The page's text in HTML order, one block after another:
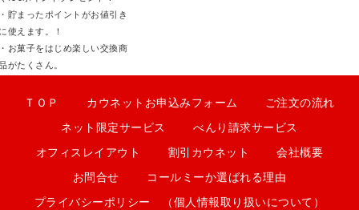
貯まったポイントがお値引き
使えます。！
お菓子をはじめ楽しい交換商
がたくさん。
ＴＯＰ カウネットお申込みフォーム ご注文の流れ
ネット限定サービス べんり請求サービス
オフィスレイアウト 割引カウネット 会社概要
お問合せ コールミーか選ばれる理由
プライバシーポリシー （個人情報取り扱いについて）